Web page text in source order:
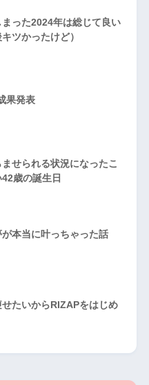
った2024年は総じて良い
ツかったけど）
果発表
せられる状況になったこ
歳の誕生日
本当に叶っちゃった話
たいからRIZAPをはじめ